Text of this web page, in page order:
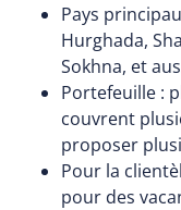
Pays
Hurghada,
Sokhna, et
Portefeuille :
couvrent
proposer
Pour la
pour des